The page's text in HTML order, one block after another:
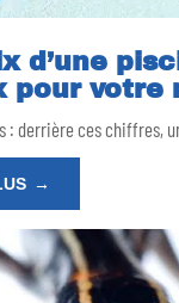
d’une
pour votre
: derrière ces chiffres,